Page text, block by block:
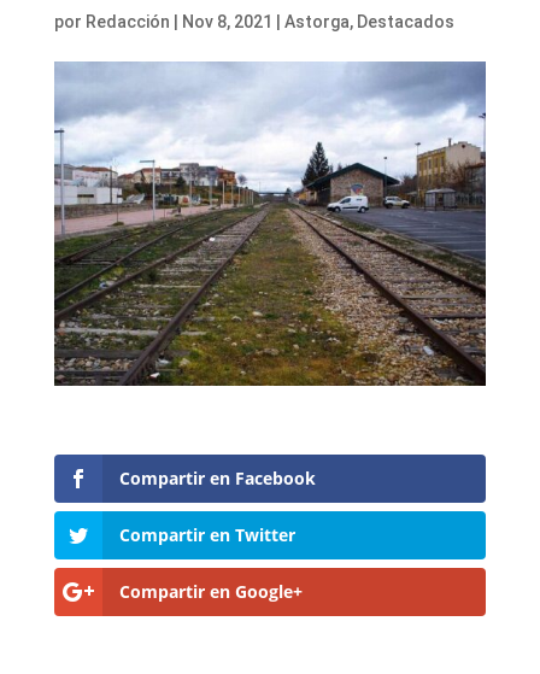
por Redacción Nov 8, 2021 Astorga, Destacados
Compartir en Facebook
Compartir en Twitter
Compartir en Google+